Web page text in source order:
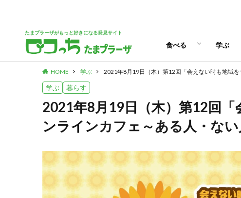
たまプラーザがもっと好きになる発見サイト
食べる
パン
スイーツ
ランチ
カフェ
学ぶ
HOME 学ぶ 2021年8月19日（木）第12回「会えない時も地域
学ぶ 暮らす
2021年8月19日（木）第12回
ンラインカフェ～ある人・ない